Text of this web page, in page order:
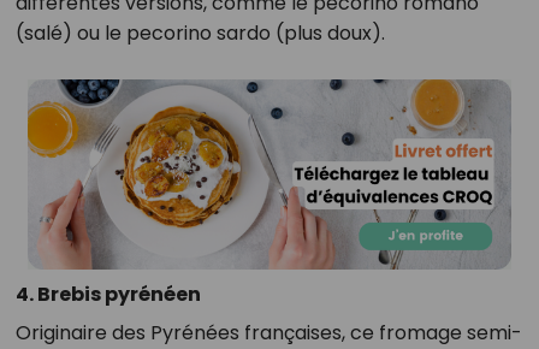
(salé) ou le pecorino sardo (plus doux).
4. Brebis pyrénéen
Originaire des Pyrénées françaises, ce fromage semi-